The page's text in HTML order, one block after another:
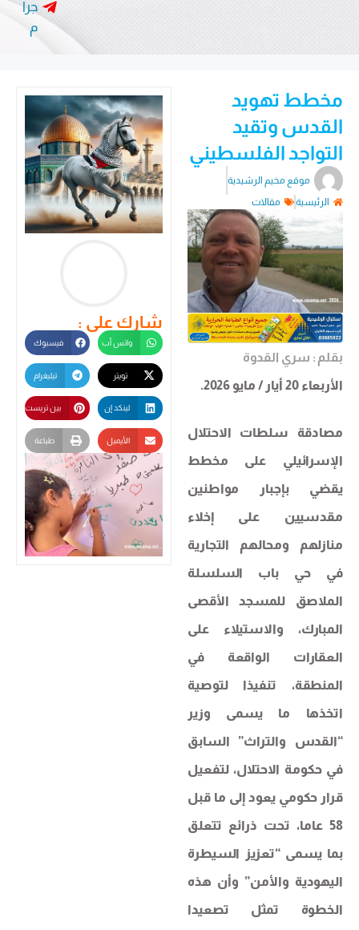
جرا
م
مخطط تهويد
القدس وتقيد
التواجد الفلسطيني
موقع مخيم الرشيدية
الرئيسية
مقالات
بقلم : سري القدوة
الأربعاء 20 أيار / مايو 2026.
مصادقة سلطات الاحتلال
الإسرائيلي على مخطط
يقضي بإجبار مواطنين
مقدسيين على إخلاء
منازلهم ومحالهم التجارية
في حي باب السلسلة
الملاصق للمسجد الأقصى
المبارك، والاستيلاء على
العقارات الواقعة في
المنطقة، تنفيذا لتوصية
اتخذها ما يسمى وزير
“القدس والتراث” السابق
في حكومة الاحتلال، لتفعيل
قرار حكومي يعود إلى ما قبل
58 عاما، تحت ذرائع تتعلق
بما يسمى “تعزيز السيطرة
اليهودية والأمن” وأن هذه
الخطوة تمثل تصعيدا
شارك على :
واتس أب فيسبوك
تيليغرام
لينكد إن بين تريست
الأيميل طباعة